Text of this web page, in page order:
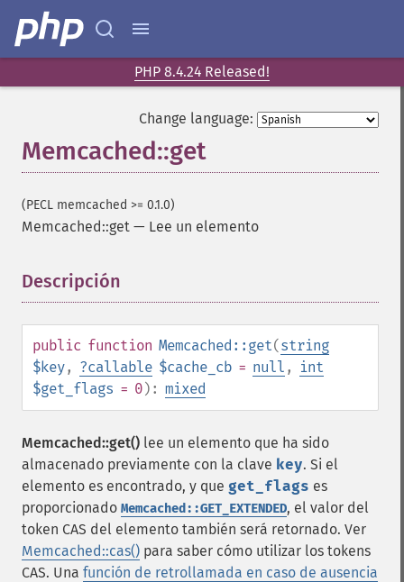
PHP 8.4.24 Released!
Change language:
Memcached::get
(PECL memcached >= 0.1.0)
Memcached::get — Lee un elemento
Descripción
public function Memcached::get(string
$key, ?callable $cache_cb = null ,
int
$get_flags = 0): mixed
Memcached::get() lee un elemento que ha sido
almacenado previamente con la clave key. Si el
elemento es encontrado, y que get_flags es
proporcionado Memcached::GET_EXTENDED, el valor del
token CAS del elemento también será retornado. Ver
Memcached::cas() para saber cómo utilizar los tokens
CAS. Una función de retrollamada en caso de ausencia